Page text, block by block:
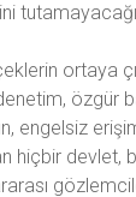
ortaya
özgür
engelsiz
hiçbir devlet,